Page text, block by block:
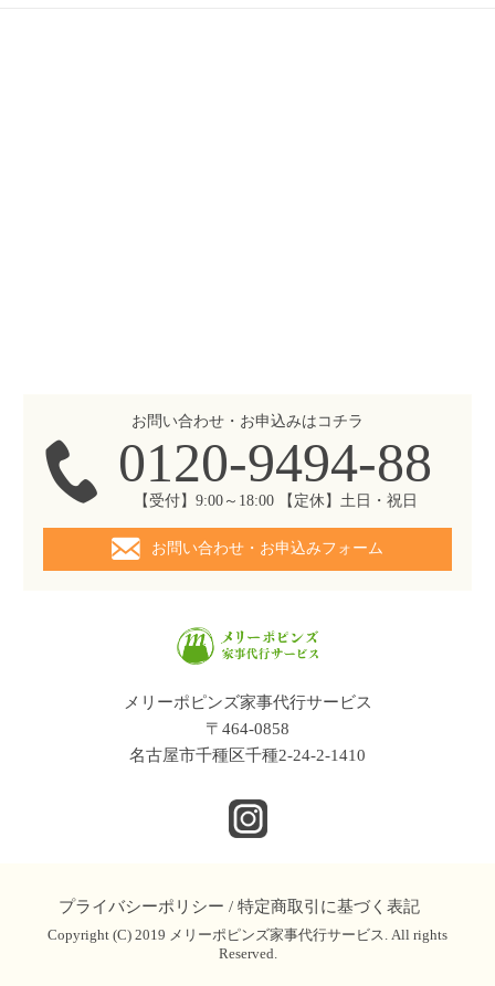
お問い合わせ・お申込みはコチラ
0120-9494-88
【受付】9:00～18:00 【定休】土日・祝日
お問い合わせ・お申込みフォーム
メリーポピンズ家事代行サービス
〒464-0858
名古屋市千種区千種2-24-2-1410
プライバシーポリシー / 特定商取引に基づく表記
Copyright (C) 2019 メリーポピンズ家事代行サービス. All rights
Reserved.